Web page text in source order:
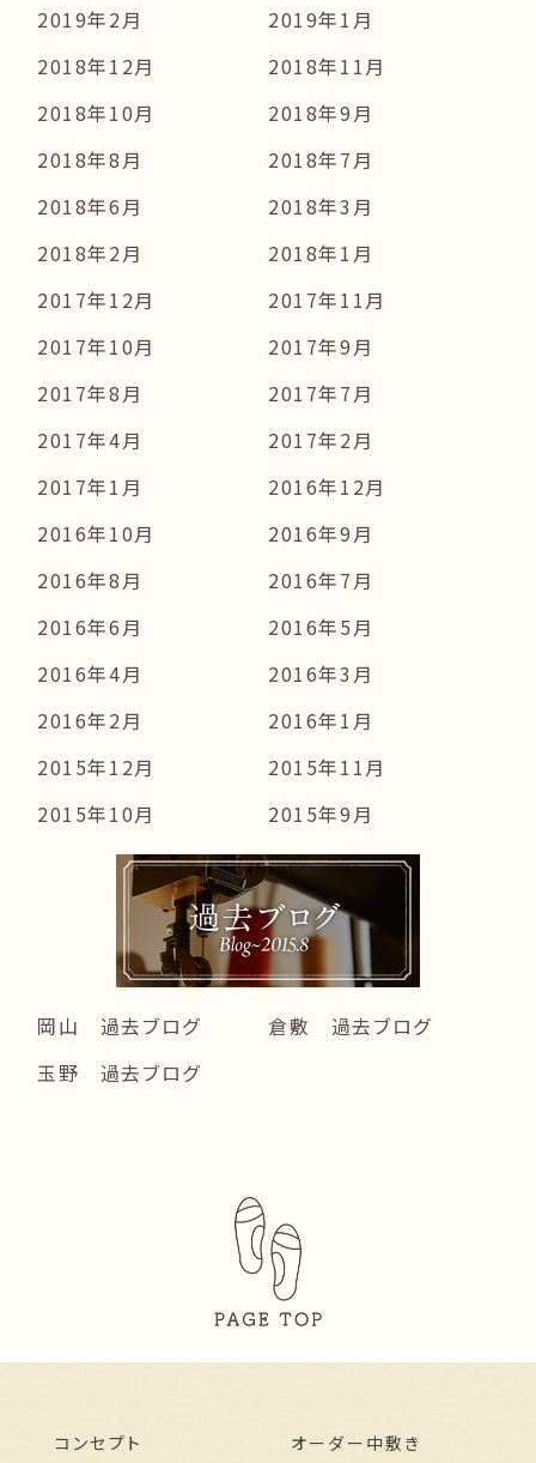
2019年2月
2019年1月
2018年12月
2018年11月
2018年10月
2018年9月
2018年8月
2018年7月
2018年6月
2018年3月
2018年2月
2018年1月
2017年12月
2017年11月
2017年10月
2017年9月
2017年8月
2017年7月
2017年4月
2017年2月
2017年1月
2016年12月
2016年10月
2016年9月
2016年8月
2016年7月
2016年6月
2016年5月
2016年4月
2016年3月
2016年2月
2016年1月
2015年12月
2015年11月
2015年10月
2015年9月
岡山 過去ブログ
倉敷 過去ブログ
玉野 過去ブログ
コンセプト オーダー中敷き